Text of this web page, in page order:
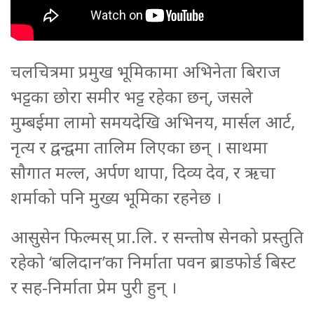
चलचित्रमा प्रमुख भूमिकामा अभिनेता बिराज
भट्टका छोरा समीर भट्ट रहेका छन्, जसले
मुम्बईमा लामो समयदेखि अभिनय, मार्सल आर्ट,
नृत्य र द्वन्द्वमा तालिम लिएका छन् । साथमा
सौगात मल्ल, अर्पण थापा, दिव्य देव, र ऋचा
शर्माको पनि मुख्य भूमिका रहनेछ ।
आसुसेन फिल्मस् प्रा.लि. र सन्तोष सेनको प्रस्तुति
रहेको ‘बलिदान’का निर्माता पवन ब्राडफोर्ड बिस्ट
र सह-निर्माता प्रेम पुरी हुन् ।